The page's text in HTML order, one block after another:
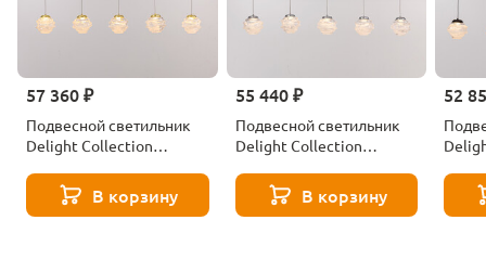
57 360 ₽
Подвесной светильник
Delight Collection
gold/clearВ корзину
55 440 ₽
Подвесной светильник
Delight Collection
chrome/clearВ корзину
52